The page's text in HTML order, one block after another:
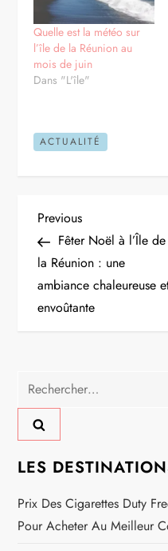
Quelle est la météo sur
l’île de la Réunion au
mois de juin
Dans "L'île"
ACTUALITÉ
N
a
v
g
a
t
i
o
Previous
Post
Previous
Fêter Noël à l’Île de
la Réunion : une
ambiance chaleureuse
envoûtante
Rechercher :
LES
Prix Des Cigarettes Duty
Pour Acheter Au Meilleur